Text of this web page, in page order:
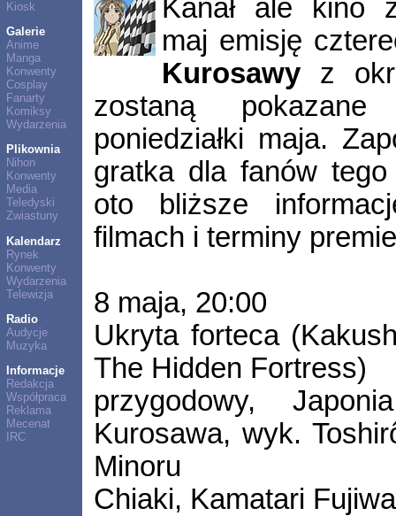
Kiosk
Galerie
Anime
Manga
Konwenty
Cosplay
Fanarty
Komiksy
Wydarzenia
Plikownia
Nihon
Konwenty
Media
Teledyski
Zwiastuny
Kalendarz
Rynek
Konwenty
Wydarzenia
Telewizja
Radio
Audycje
Muzyka
Informacje
Redakcja
Współpraca
Reklama
Mecenat
IRC
Kanał ale kino
maj emisję
Kurosawyz
zostaną
poniedziałki maja.
gratka dla fanów tego
oto bliższe
filmach i terminy
8 maja, 20:00
Ukryta forteca
The Hidden Fortress)
przygodowy,
Kurosawa, wyk.
Minoru
Chiaki, Kamatari